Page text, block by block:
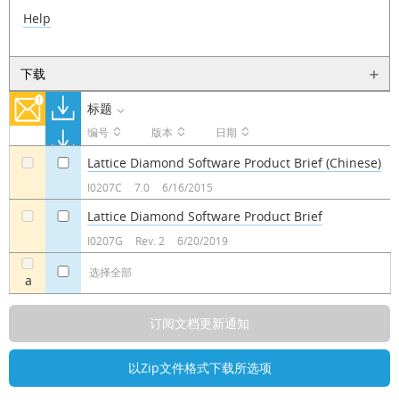
Help
下载
标题
编号 版本 日期
a 选择全部
Lattice Diamond Software Product Brief (Chinese)
I0207C 7.0 6/16/2015
Lattice Diamond Software Product Brief
I0207G Rev. 2 6/20/2019